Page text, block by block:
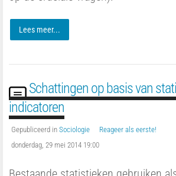
Lees meer...
Schattingen op basis van
indicatoren
Gepubliceerd in Sociologie
Reageer als eerste!
donderdag, 29 mei 2014 19:00